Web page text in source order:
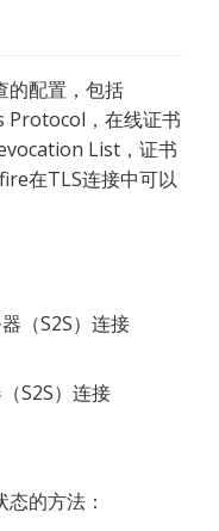
的配置，包括
Protocol，在线证书
List，证书
在TLS连接中可以
（S2S）连接
S2S）连接
的方法：